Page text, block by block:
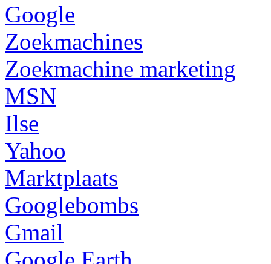
Google
Zoekmachines
Zoekmachine marketing
MSN
Ilse
Yahoo
Marktplaats
Googlebombs
Gmail